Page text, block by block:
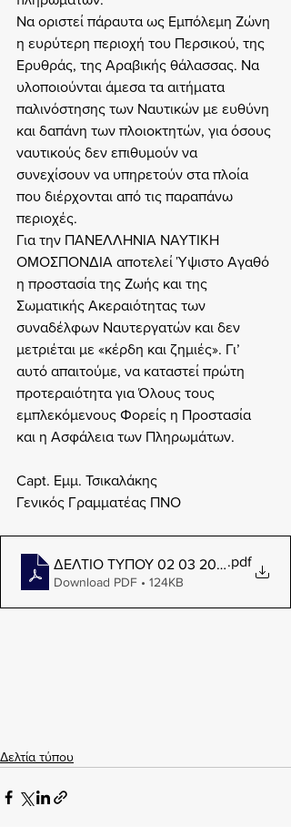
Να οριστεί πάραυτα ως Εμπόλεμη Ζώνη
η ευρύτερη περιοχή του Περσικού, της
Ερυθράς, της Αραβικής θάλασσας. Να
υλοποιούνται άμεσα τα αιτήματα
παλινόστησης των Ναυτικών με ευθύνη
και δαπάνη των πλοιοκτητών, για όσους
ναυτικούς δεν επιθυμούν να
συνεχίσουν να υπηρετούν στα πλοία
που διέρχονται από τις παραπάνω
περιοχές.
Για την ΠΑΝΕΛΛΗΝΙΑ ΝΑΥΤΙΚΗ
ΟΜΟΣΠΟΝΔΙΑ αποτελεί Ύψιστο Αγαθό
η προστασία της Ζωής και της
Σωματικής Ακεραιότητας των
συναδέλφων Ναυτεργατών και δεν
μετριέται με «κέρδη και ζημιές». Γι’
αυτό απαιτούμε, να καταστεί πρώτη
προτεραιότητα για Όλους τους
εμπλεκόμενους Φορείς η Προστασία
και η Ασφάλεια των Πληρωμάτων.
Capt. Εμμ. Τσικαλάκης
Γενικός Γραμματέας ΠΝΟ
ΔΕΛΤΙΟ ΤΥΠΟΥ 02 03 2026-1.pdf
Download PDF • 124KB
Δελτία τύπου